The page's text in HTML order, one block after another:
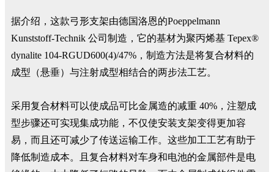
据介绍，这款弓形支架由德国洛恩的Poeppelmann
Kunststoff-Technik 公司制造，它的基材为聚丙烯基 Tepex®
dynalite 104-RGUD600(4)/47%，制造方法是将复合材料的
成型（悬垂）与注射成型相结合的两步法工艺。
采用复合材料可以使成品可比金属造的减重 40%，注塑成
型步骤还可实现集成功能，不仅使安装支架变得更加容
易，而且还可减少了传送运输工作。这些加工工艺有助于
降低制造成本。且复合材料对车身和电池的金属部件是电